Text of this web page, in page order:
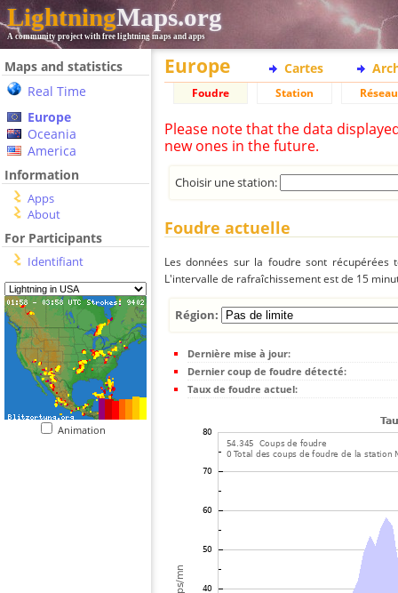
LightningMaps.org
A community project with free lightning maps and apps
Maps and statistics
Real Time
Europe
Oceania
America
Information
Apps
About
For Participants
Identifiant
Animation
Europe Cartes
Foudre Station Réseau
Please note that the data
new ones in the future.
Choisir une station:
Foudre actuelle
Les données sur la foudre sont
L'intervalle de rafraîchissement est de 15
Région:
Dernière mise à jour:
Dernier coup de foudre détecté:
Taux de foudre actuel: